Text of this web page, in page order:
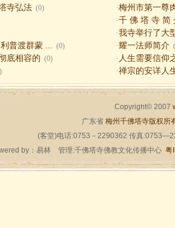
寺弘法 (0) ·梅州市第一尊
·千 佛 塔 寺 简
·我寺举行了大
普渡群蒙 ... (0) ·耀一法师简介
底相容的 (0) · 人生需要信仰
·禅宗的安详人
Copyright© 2007
广东省 梅州千佛塔寺版权所
(客堂)电话:0753－2290362 传真
by： 易林管理:千佛塔寺佛教文化传播中心 粤